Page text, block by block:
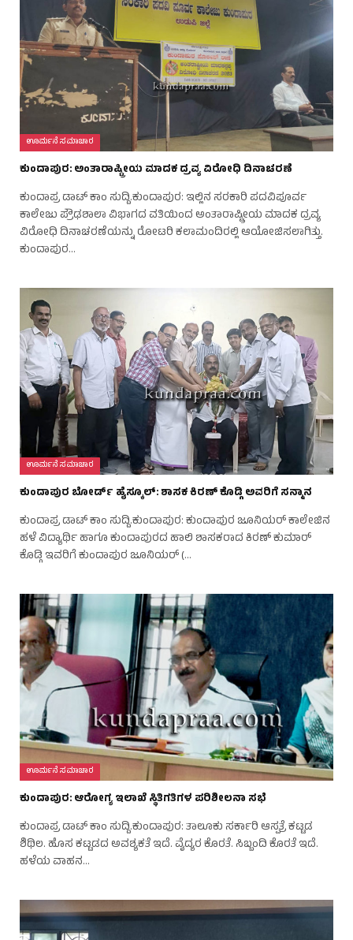
ಊರ್ಮನೆ ಸಮಾಚಾರ
ಕುಂದಾಪುರ: ಅಂತಾರಾಷ್ಟ್ರೀಯ ಮಾದಕ ದ್ರವ್ಯ ವಿರೋಧಿ ದಿನಾಚರಣೆ
ಕುಂದಾಪ್ರ ಡಾಟ್ ಕಾಂ ಸುದ್ದಿ.ಕುಂದಾಪುರ: ಇಲ್ಲಿನ ಸರಕಾರಿ ಪದವಿಪೂರ್ವ
ಕಾಲೇಜು ಪ್ರೌಢಶಾಲಾ ವಿಭಾಗದ ವತಿಯಿಂದ ಅಂತಾರಾಷ್ಟ್ರೀಯ ಮಾದಕ ದ್ರವ್ಯ
ವಿರೋಧಿ ದಿನಾಚರಣೆಯನ್ನು ರೋಟರಿ ಕಲಾಮಂದಿರಲ್ಲಿ ಆಯೋಜಿಸಲಾಗಿತ್ತು.
ಕುಂದಾಪುರ…
ಊರ್ಮನೆ ಸಮಾಚಾರ
ಕುಂದಾಪುರ ಬೋರ್ಡ್ ಹೈಸ್ಕೂಲ್: ಶಾಸಕ ಕಿರಣ್ ಕೊಡ್ಗಿ ಅವರಿಗೆ ಸನ್ಮಾನ
ಕುಂದಾಪ್ರ ಡಾಟ್ ಕಾಂ ಸುದ್ದಿ.ಕುಂದಾಪುರ: ಕುಂದಾಪುರ ಜೂನಿಯರ್ ಕಾಲೇಜಿನ
ಹಳೆ ವಿದ್ಯಾರ್ಥಿ ಹಾಗೂ ಕುಂದಾಪುರದ ಹಾಲಿ ಶಾಸಕರಾದ ಕಿರಣ್ ಕುಮಾರ್
ಕೊಡ್ಗಿ ಇವರಿಗೆ ಕುಂದಾಪುರ ಜೂನಿಯರ್ (…
ಊರ್ಮನೆ ಸಮಾಚಾರ
ಕುಂದಾಪುರ: ಆರೋಗ್ಯ ಇಲಾಖೆ ಸ್ಥಿತಿಗತಿಗಳ ಪರಿಶೀಲನಾ ಸಭೆ
ಕುಂದಾಪ್ರ ಡಾಟ್ ಕಾಂ ಸುದ್ದಿ.ಕುಂದಾಪುರ: ತಾಲೂಕು ಸರ್ಕಾರಿ ಆಸ್ಪತ್ರೆ ಕಟ್ಟಡ
ಶಿಥಿಲ. ಹೊಸ ಕಟ್ಟಡದ ಅವಶ್ಯಕತೆ ಇದೆ. ವೈದ್ಯರ ಕೊರತೆ. ಸಿಬ್ಬಂದಿ ಕೊರತೆ ಇದೆ.
ಹಳೆಯ ವಾಹನ…